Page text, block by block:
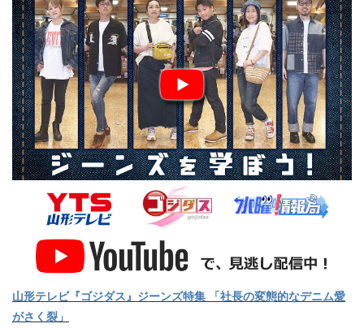
山形テレビ『ゴジダス』ジーンズ特集 「社長の変態的なデニム愛
がさく裂」